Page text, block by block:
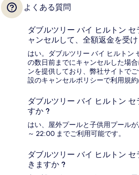
よくある質問
ダブルツリー バイ ヒルトン
ャンセルして、全額返金を受
はい。ダブルツリー バイ ヒルトン
の数日前までにキャンセルした場
ンを提供しており、弊社サイトで
設のキャンセルポリシーで利用規約
ダブルツリー バイ ヒルトン セ
すか ?
はい、屋外プールと子供用プール
～ 22:00 までご利用可能です。
ダブルツリー バイ ヒルトン
きますか ?